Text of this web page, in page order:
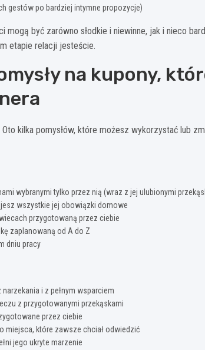
gestów po bardziej intymne propozycje)
mogą być zarówno słodkie i niewinne, jak i nieco
etapie relacji jesteście.
na kupony,
kilka pomysłów, które możesz wykorzystać lub
wybranymi tylko przez nią (wraz z jej ulubionymi
wszystkie jej obowiązki domowe
przygotowaną przez ciebie
zaplanowaną od A do Z
dniu pracy
i z pełnym wsparciem
z przygotowanymi przekąskami
przez ciebie
miejsca, które zawsze chciał odwiedzić
jego ukryte marzenie